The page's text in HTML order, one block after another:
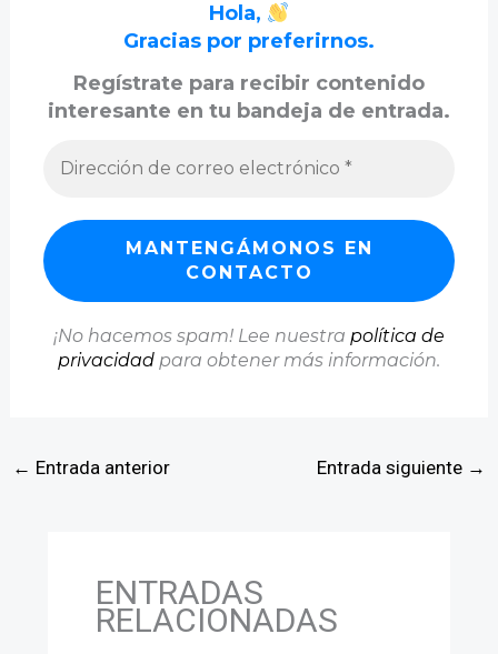
Hola,
Gracias por preferirnos.
Regístrate para recibir contenido
interesante en tu bandeja de entrada.
¡No hacemos spam! Lee nuestra política de
privacidad para obtener más información.
← Entrada anterior Entrada siguiente →
ENTRADAS
RELACIONADAS